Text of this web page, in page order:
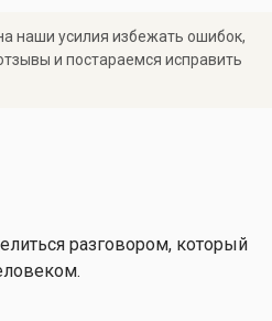
наши усилия избежать ошибок,
и постараемся исправить
разговором, который